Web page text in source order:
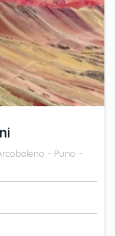
- Puno -